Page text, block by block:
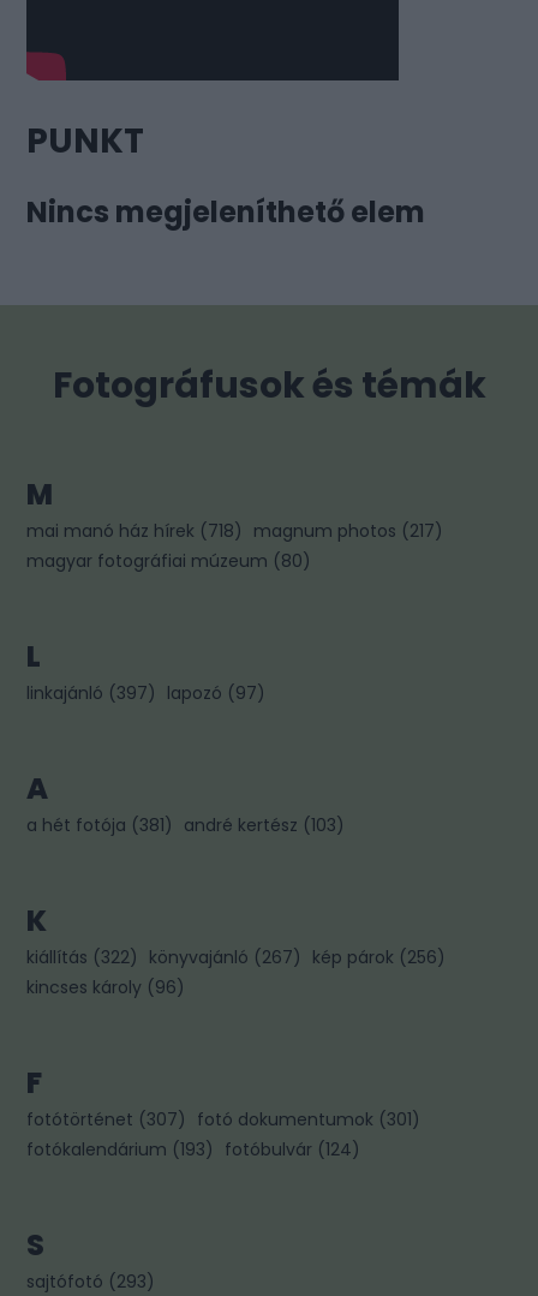
PUNKT
Nincs megjeleníthető elem
Fotográfusok és témák
M
mai manó ház hírek (718) magnum photos (217)
magyar fotográfiai múzeum (80)
L
linkajánló (397) lapozó (97)
A
a hét fotója (381) andré kertész (103)
K
kiállítás (322) könyvajánló (267) kép párok (256)
kincses károly (96)
F
fotótörténet (307) fotó dokumentumok (301)
fotókalendárium (193) fotóbulvár (124)
S
sajtófotó (293)